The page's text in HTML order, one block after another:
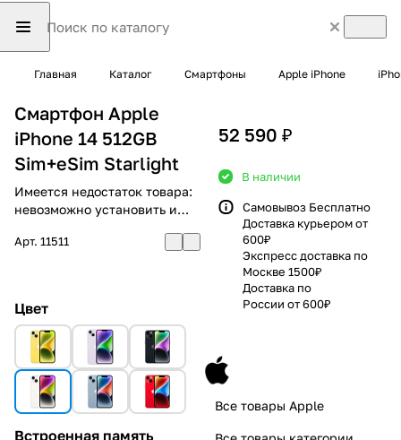
Главная Каталог Смартфоны Apple iPhone
Смартфон Apple
iPhone 14 512GB
Sim+eSim Starlight
Имеется недостаток товара:
невозможно установить и
Арт. 11511
Цвет
Встроенная память
52 590 ₽
В наличии
Самовывоз Бесплатно
Доставка курьером от
600₽
Экспресс доставка по
Москве 1500₽
Доставка по
России от 600₽
Все товары Apple